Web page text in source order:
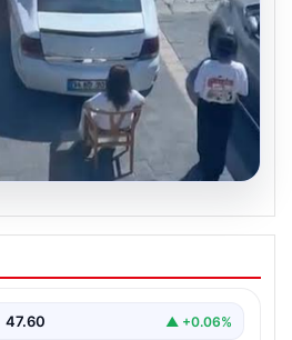
Engelleme: Kafe
İsteyen Sürücüye
dışı bir olay, gündeme damgasını
47.60 ▲ +0.06%